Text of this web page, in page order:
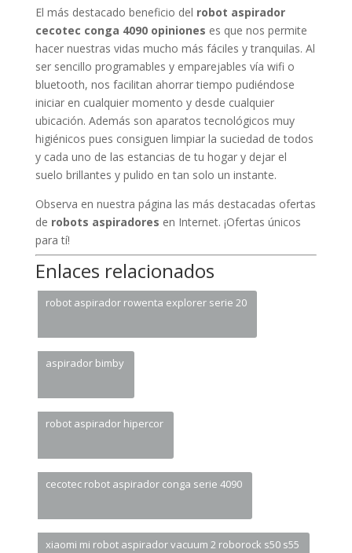
El más destacado beneficio del robot aspirador
cecotec conga 4090 opiniones es que nos permite
hacer nuestras vidas mucho más fáciles y tranquilas. Al
ser sencillo programables y emparejables vía wifi o
bluetooth, nos facilitan ahorrar tiempo pudiéndose
iniciar en cualquier momento y desde cualquier
ubicación. Además son aparatos tecnológicos muy
higiénicos pues consiguen limpiar la suciedad de todos
y cada uno de las estancias de tu hogar y dejar el
suelo brillantes y pulido en tan solo un instante.
Observa en nuestra página las más destacadas ofertas
de robots aspiradores en Internet. ¡Ofertas únicos
para tí!
Enlaces relacionados
robot aspirador rowenta explorer serie 20
aspirador bimby
robot aspirador hipercor
cecotec robot aspirador conga serie 4090
xiaomi mi robot aspirador vacuum 2 roborock s50 s55